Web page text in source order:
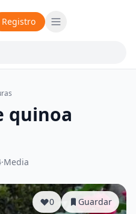
Registro
quinoa
·Media
0 Guardar